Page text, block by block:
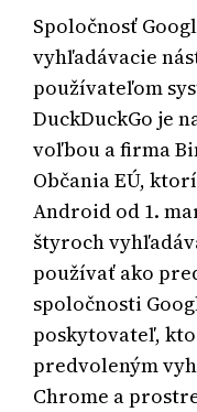
Spoločnosť
vyhľadávacie
používateľom
DuckDuckGo je
voľbou a firma
Občania EÚ,
Android od 1.
štyroch
používať ako
spoločnosti
poskytovateľ,
predvoleným
Chrome a